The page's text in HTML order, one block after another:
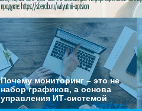
Почему мониторинг – это не
набор графиков, а основа
управления ИТ-системой